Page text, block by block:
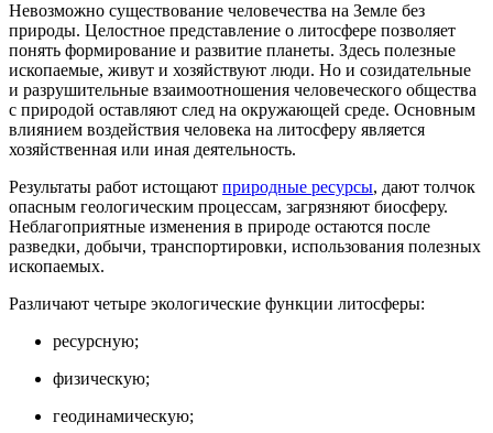
Невозможно существование человечества на Земле без
природы. Целостное представление о литосфере позволяет
понять формирование и развитие планеты. Здесь полезные
ископаемые, живут и хозяйствуют люди. Но и созидательные
и разрушительные взаимоотношения человеческого общества
с природой оставляют след на окружающей среде. Основным
влиянием воздействия человека на литосферу является
хозяйственная или иная деятельность.
Результаты работ истощают природные ресурсы, дают толчок
опасным геологическим процессам, загрязняют биосферу.
Неблагоприятные изменения в природе остаются после
разведки, добычи, транспортировки, использования полезных
ископаемых.
Различают четыре экологические функции литосферы:
ресурсную;
физическую;
геодинамическую;